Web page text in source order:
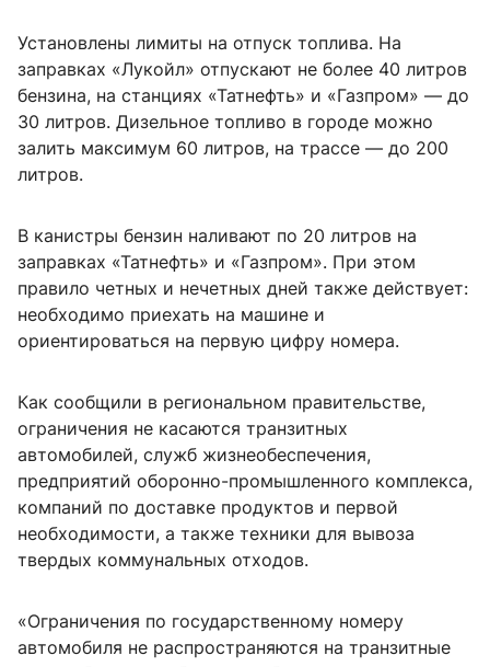
Установлены лимиты на отпуск топлива. На
заправках «Лукойл» отпускают не более 40 литров
бензина, на станциях «Татнефть» и «Газпром» — до
30 литров. Дизельное топливо в городе можно
залить максимум 60 литров, на трассе — до 200
литров.
В канистры бензин наливают по 20 литров на
заправках «Татнефть» и «Газпром». При этом
правило четных и нечетных дней также действует:
необходимо приехать на машине и
ориентироваться на первую цифру номера.
Как сообщили в региональном правительстве,
ограничения не касаются транзитных
автомобилей, служб жизнеобеспечения,
предприятий оборонно-промышленного комплекса,
компаний по доставке продуктов и первой
необходимости, а также техники для вывоза
твердых коммунальных отходов.
«Ограничения по государственному номеру
автомобиля не распространяются на транзитные